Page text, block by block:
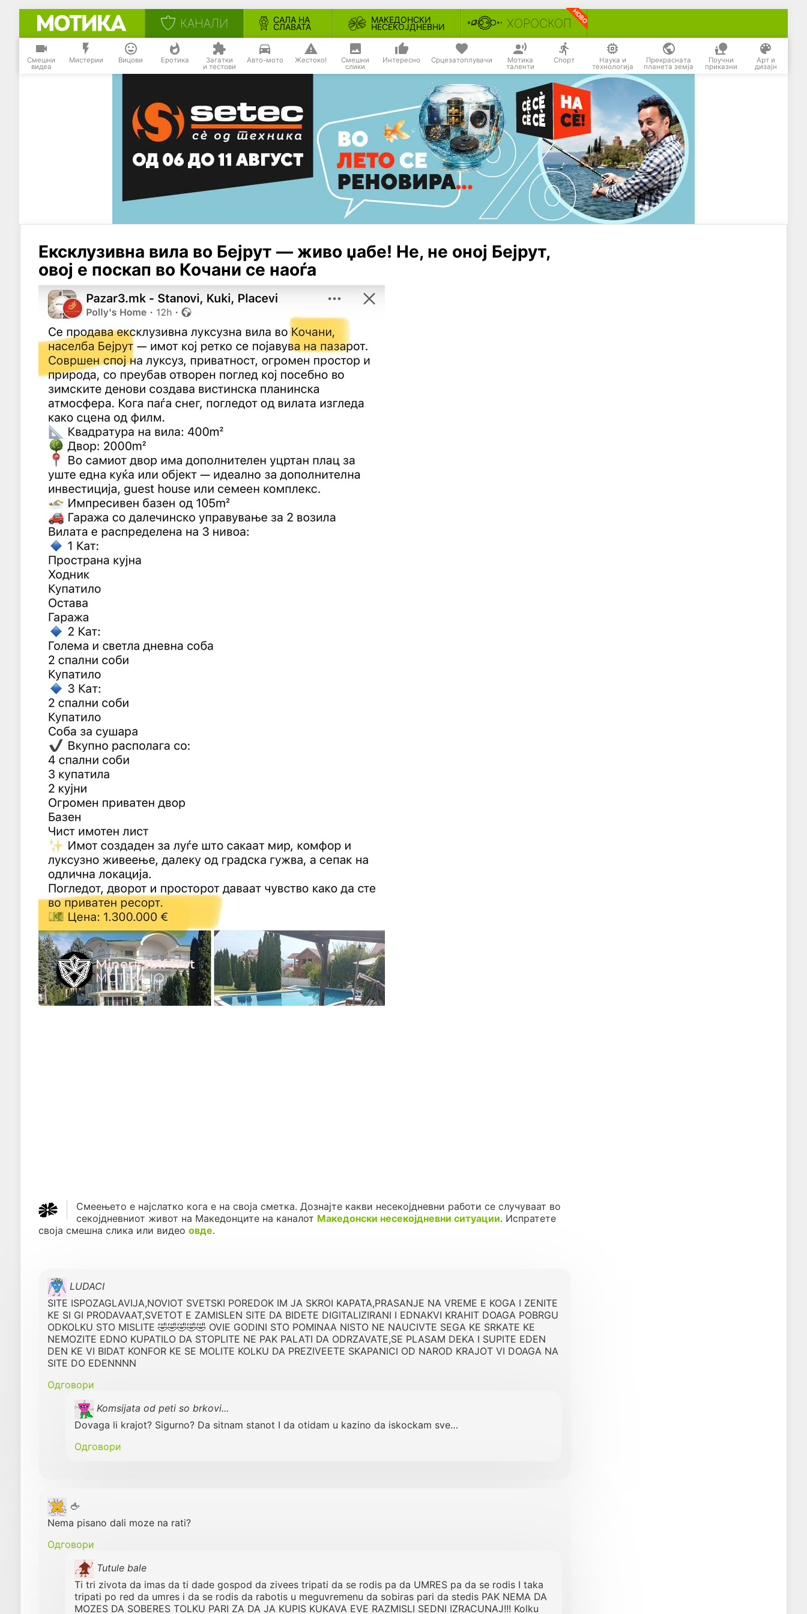
КАНАЛИ САЛА НА
СЛАВАТА
МАКЕДОНСКИ
НЕСЕКОЈДНЕВНИ ХОРОСКОП
Смешни
видеа
Мистерии Вицови Еротика Загатки
и тестови
Авто-мото Жестоко! Смешни
слики
Интересно Срцезатоплувачи Мотика
таленти
Спорт Наука и
технологија
Прекрасната
планета земја
Поучни
приказни
Арт и
дизајн
Ексклузивна вила во Бејрут — живо џабе! Не, не оној Бејрут,
овој е поскап во Кочани се наоѓа
Смеењето е најслатко кога е на своја сметка. Дознајте какви несекојдневни работи се случуваат во
секојдневниот живот на Македонците на каналот Македонски несекојдневни ситуации. Испратете
своја смешна слика или видео овде.
LUDACI
SITE ISPOZAGLAVIJA,NOVIOT SVETSKI POREDOK IM JA SKROI KAPATA,PRASANJE NA VREME E KOGA I ZENITE
KE SI GI PRODAVAAT,SVETOT E ZAMISLEN SITE DA BIDETE DIGITALIZIRANI I EDNAKVI KRAHIT DOAGA POBRGU
ODKOLKU STO MISLITE 🤣🤣🤣🤣🤣 OVIE GODINI STO POMINAA NISTO NE NAUCIVTE SEGA KE SRKATE KE
NEMOZITE EDNO KUPATILO DA STOPLITE NE PAK PALATI DA ODRZAVATE,SE PLASAM DEKA I SUPITE EDEN
DEN KE VI BIDAT KONFOR KE SE MOLITE KOLKU DA PREZIVEETE SKAPANICI OD NAROD KRAJOT VI DOAGA NA
SITE DO EDENNNN
Одговори
Komsijata od peti so brkovi...
Dovaga li krajot? Sigurno? Da sitnam stanot I da otidam u kazino da iskockam sve…
Одговори
🖕
Nema pisano dali moze na rati?
Одговори
Tutule bale
Ti tri zivota da imas da ti dade gospod da zivees tripati da se rodis pa da UMRES pa da se rodis I taka
tripati po red da umres i da se rodis da rabotis u meguvremenu da sobiras pari da stedis PAK NEMA DA
MOZES DA SOBERES TOLKU PARI ZA DA JA KUPIS KUKAVA EVE RAZMISLI SEDNI IZRACUNAJ!!! Kolku